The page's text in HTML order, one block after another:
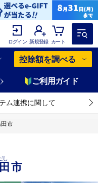
ログイン 新規登録 カート
控除額を調べる
ご利用ガイド
ム連携に関して
市
市
し